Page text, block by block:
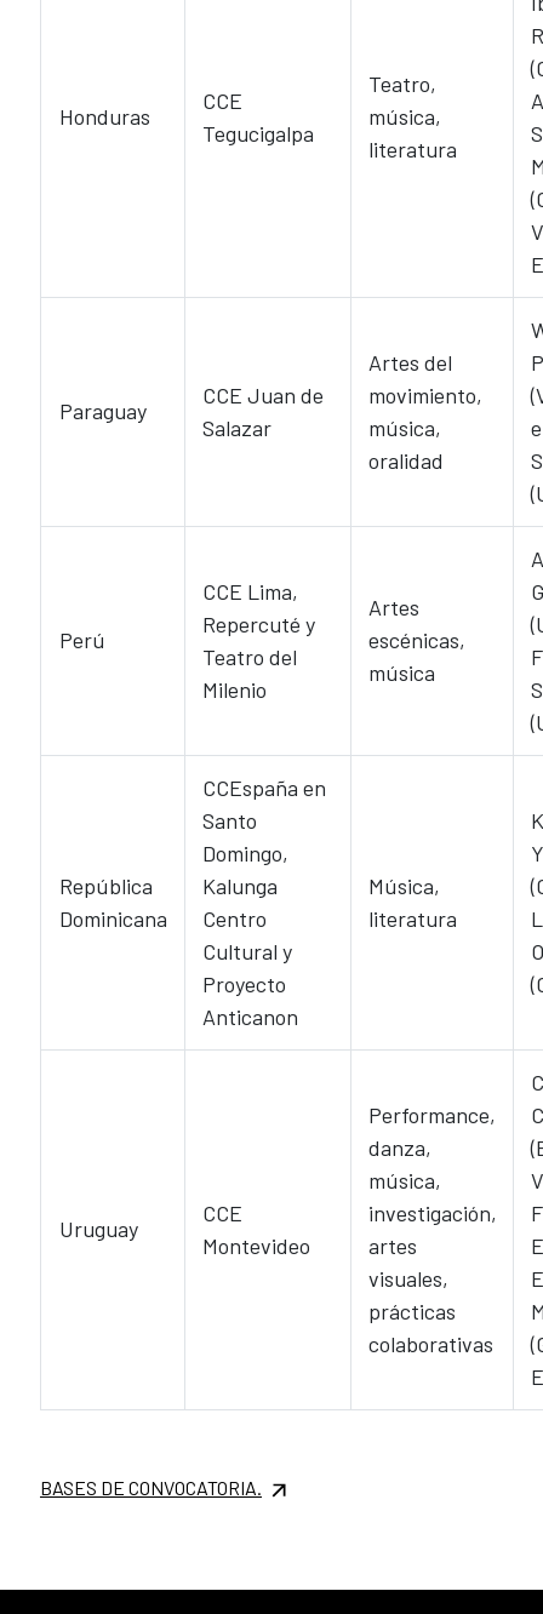
Honduras
CCE
Tegucigalpa
Teatro,
música,
literatura
Paraguay
CCE Juan de
Salazar
Artes del
movimiento,
música,
oralidad
Perú
CCE Lima,
Repercuté y
Teatro del
Milenio
Artes
escénicas,
música
República
Dominicana
CCEspaña en
Santo
Domingo,
Kalunga
Centro
Cultural y
Proyecto
Anticanon
Música,
literatura
Uruguay
CCE
Montevideo
Performance,
danza,
música,
investigación,
artes
visuales,
prácticas
colaborativas
BASES DE CONVOCATORIA.